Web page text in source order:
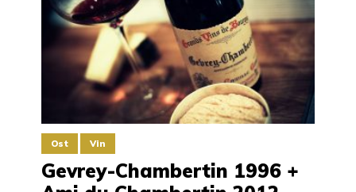
Ost Vin
Gevrey-Chambertin 1996 +